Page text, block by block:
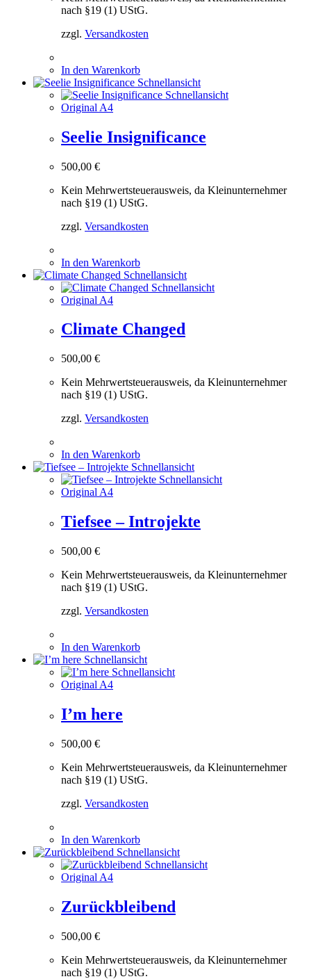
nach §19 (1) UStG.
zzgl. Versandkosten
In den Warenkorb
Schnellansicht
Schnellansicht
Original A4
Seelie Insignificance
500,00 €
Kein Mehrwertsteuerausweis, da Kleinunternehmer
nach §19 (1) UStG.
zzgl. Versandkosten
In den Warenkorb
Schnellansicht
Schnellansicht
Original A4
Climate Changed
500,00 €
Kein Mehrwertsteuerausweis, da Kleinunternehmer
nach §19 (1) UStG.
zzgl. Versandkosten
In den Warenkorb
Schnellansicht
Schnellansicht
Original A4
Tiefsee – Introjekte
500,00 €
Kein Mehrwertsteuerausweis, da Kleinunternehmer
nach §19 (1) UStG.
zzgl. Versandkosten
In den Warenkorb
Schnellansicht
Schnellansicht
Original A4
I’m here
500,00 €
Kein Mehrwertsteuerausweis, da Kleinunternehmer
nach §19 (1) UStG.
zzgl. Versandkosten
In den Warenkorb
Schnellansicht
Schnellansicht
Original A4
Zurückbleibend
500,00 €
Kein Mehrwertsteuerausweis, da Kleinunternehmer
nach §19 (1) UStG.